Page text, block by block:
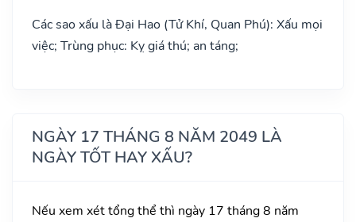
Các sao xấu là Đại Hao (Tử Khí, Quan Phú): Xấu mọi
việc; Trùng phục: Kỵ giá thú; an táng;
NGÀY 17 THÁNG 8 NĂM 2049 LÀ
NGÀY TỐT HAY XẤU?
Nếu xem xét tổng thể thì ngày 17 tháng 8 năm